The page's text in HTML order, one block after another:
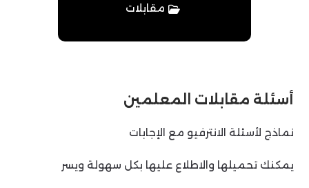
مقابلات
أسئلة مقابلات المعلمين
نماذج لأسئلة الانترفيو مع الإجابات
يمكنك تحميلها والاطلاع عليها بكل سهولة ويسر